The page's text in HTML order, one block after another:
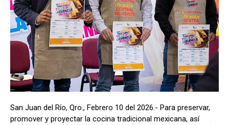
San Juan del Río, Qro., Febrero 10 del 2026.- Para preservar,
promover y proyectar la cocina tradicional mexicana, así